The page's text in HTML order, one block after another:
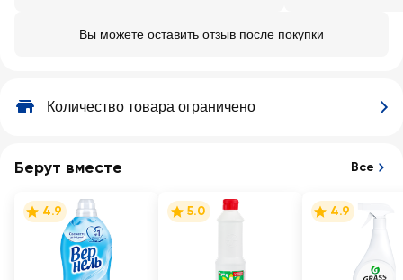
Вы можете оставить отзыв после покупки
Количество товара ограничено
Берут вместе Все
4.9 5.0 4.9